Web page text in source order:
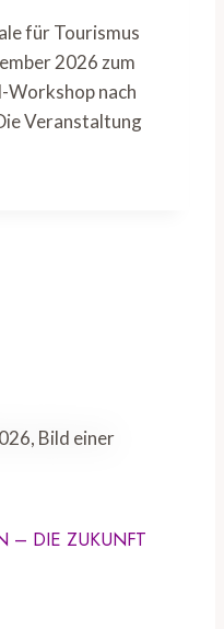
für Tourismus
2026 zum
nach
Veranstaltung
– DIE ZUKUNFT